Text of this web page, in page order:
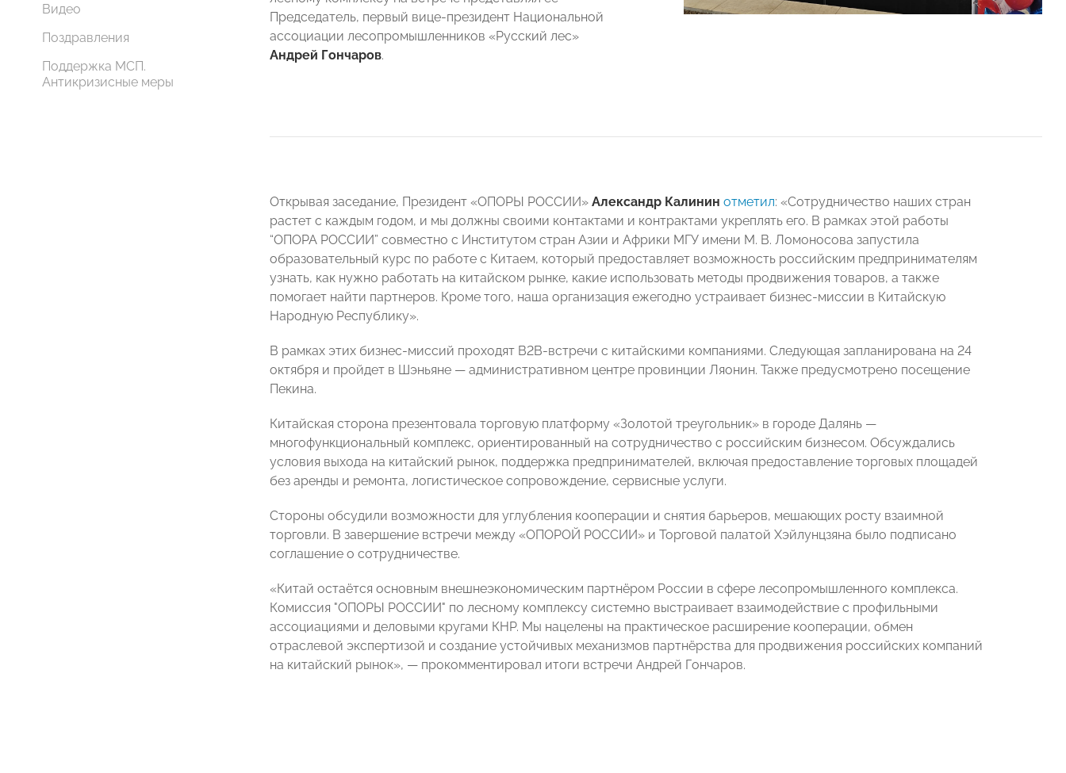
Видео
Поздравления
Поддержка МСП.
Антикризисные меры
Председатель, первый вице-президент Национальной
ассоциации лесопромышленников «Русский лес»
Андрей Гончаров.
Открывая заседание, Президент «ОПОРЫ РОССИИ» Александр Калинин отметил: «Сотрудничество наших стран
растет с каждым годом, и мы должны своими контактами и контрактами укреплять его. В рамках этой работы
“ОПОРА РОССИИ” совместно с Институтом стран Азии и Африки МГУ имени М. В. Ломоносова запустила
образовательный курс по работе с Китаем, который предоставляет возможность российским предпринимателям
узнать, как нужно работать на китайском рынке, какие использовать методы продвижения товаров, а также
помогает найти партнеров. Кроме того, наша организация ежегодно устраивает бизнес-миссии в Китайскую
Народную Республику».
В рамках этих бизнес-миссий проходят B2B-встречи с китайскими компаниями. Следующая запланирована на 24
октября и пройдет в Шэньяне — административном центре провинции Ляонин. Также предусмотрено посещение
Пекина.
Китайская сторона презентовала торговую платформу «Золотой треугольник» в городе Далянь —
многофункциональный комплекс, ориентированный на сотрудничество с российским бизнесом. Обсуждались
условия выхода на китайский рынок, поддержка предпринимателей, включая предоставление торговых площадей
без аренды и ремонта, логистическое сопровождение, сервисные услуги.
Стороны обсудили возможности для углубления кооперации и снятия барьеров, мешающих росту взаимной
торговли. В завершение встречи между «ОПОРОЙ РОССИИ» и Торговой палатой Хэйлунцзяна было подписано
соглашение о сотрудничестве.
«Китай остаётся основным внешнеэкономическим партнёром России в сфере лесопромышленного комплекса.
Комиссия "ОПОРЫ РОССИИ" по лесному комплексу системно выстраивает взаимодействие с профильными
ассоциациями и деловыми кругами КНР. Мы нацелены на практическое расширение кооперации, обмен
отраслевой экспертизой и создание устойчивых механизмов партнёрства для продвижения российских компаний
на китайский рынок», — прокомментировал итоги встречи Андрей Гончаров.